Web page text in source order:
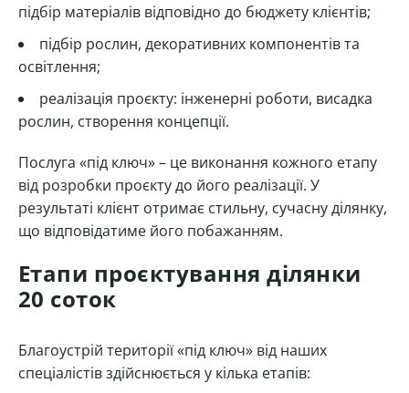
підбір матеріалів відповідно до бюджету клієнтів;
підбір рослин, декоративних компонентів та
освітлення;
реалізація проєкту: інженерні роботи, висадка
рослин, створення концепції.
Послуга «під ключ» – це виконання кожного етапу
від розробки проєкту до його реалізації. У
результаті клієнт отримає стильну, сучасну ділянку,
що відповідатиме його побажанням.
Етапи проєктування ділянки
20 соток
Благоустрій території «під ключ» від наших
спеціалістів здійснюється у кілька етапів: